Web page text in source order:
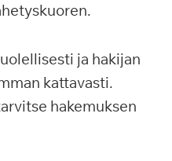
ja hakijan
kattavasti.
hakemuksen